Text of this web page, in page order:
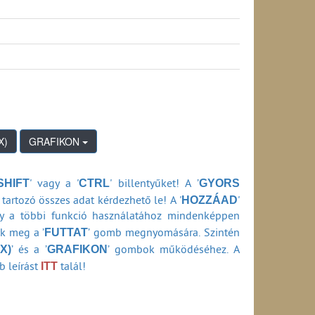
ideje belföldi viszonylatban (1990-2024)
átfutási ideje belföldi viszonylatban (1990-
ideje belföldi viszonylatban (1990-2024)
(2013-2024)
2006)
2006)
2006)
2006)
szolgáltató adataiból számítva) (1990-2006)
GRAFIKON
' vagy a 'CTRL' billentyűket! A ’GYORS
összes adat kérdezhető le! A 'HOZZÁAD'
a többi funkció használatához mindenképpen
meg a ’FUTTAT’ gomb megnyomására. Szintén
’ és a ’GRAFIKON’ gombok működéséhez. A
leírást ITT talál!